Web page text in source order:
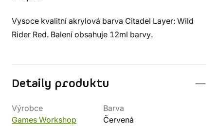
Vysoce kvalitní akrylová barva Citadel Layer: Wild
Rider Red. Balení obsahuje 12ml barvy.
Detaily produktu
Výrobce
Games Workshop
Barva
Červená